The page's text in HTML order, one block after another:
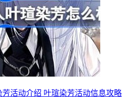
活动介绍 叶瑄染芳活动信息攻略